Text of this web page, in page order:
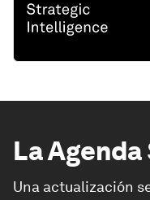
La Agenda
Una actualización